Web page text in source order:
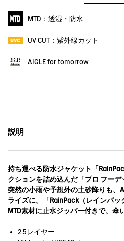
MTD：透湿・防水
UV CUT：紫外線カット
AIGLE for tomorrow
説明
持ち運べる防水ジャケット「
クションを詰め込んだ「プロ フーデ
突然の小雨や予想外の土砂降りも、
ライズに。「RainPack（レインパ
MTD素材に止水ジッパー付きで、傘
2.5レイヤー